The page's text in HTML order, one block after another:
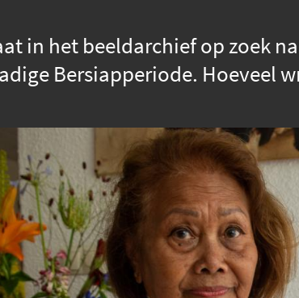
in het beeldarchief op zoek
Bersiapperiode. Hoeveel